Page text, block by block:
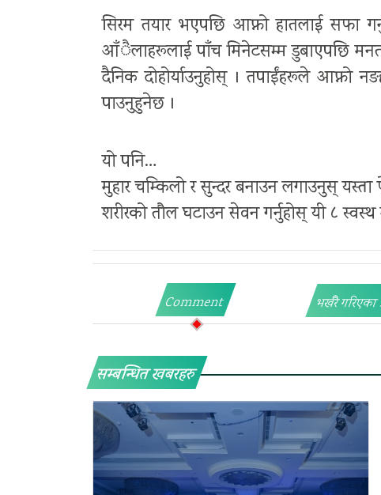
सिरम तयार भएपछि आफ्नो हातलाई सफा
आँैलाहरूलाई पाँच मिनेटसम्म डुबाएपछि
दैनिक दोहोर्याउनुहोस् । तपाईंहरूले आफ्नो
पाउनुहुनेछ ।
यो पनि…
मुहार चम्किलो र सुन्दर बनाउन लगाउनुस्
शरीरको तौल घटाउन सेवन गर्नुहोस् यी ८
Comment भर्खरै गरिएका
सम्बन्धित खबरहरु